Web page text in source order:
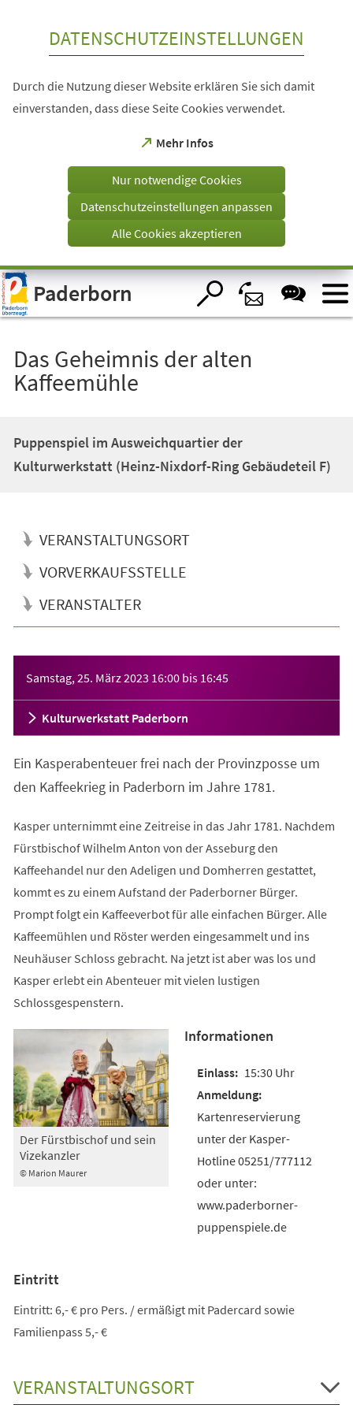
Visuelle
Assistenzsoftware
öffnen.
DATENSCHUTZEINSTELLUNGEN
Durch die Nutzung dieser Website erklären Sie sich damit
einverstanden, dass diese Seite Cookies verwendet.
Mehr Infos
(Öffnet
einem
Tab)
Nur notwendige Cookies
Datenschutzeinstellungen anpassen
Alle Cookies akzeptieren
Paderborn
Das Geheimnis der alten
Kaffeemühle
Puppenspiel im Ausweichquartier der
Kulturwerkstatt (Heinz-Nixdorf-Ring Gebäudeteil F)
VERANSTALTUNGSORT
VORVERKAUFSSTELLE
VERANSTALTER
Samstag, 25. März 2023 16:00 bis 16:45
Kulturwerkstatt Paderborn
Ein Kasperabenteuer frei nach der Provinzposse um
den Kaffeekrieg in Paderborn im Jahre 1781.
Kasper unternimmt eine Zeitreise in das Jahr 1781. Nachdem
Fürstbischof Wilhelm Anton von der Asseburg den
Kaffeehandel nur den Adeligen und Domherren gestattet,
kommt es zu einem Aufstand der Paderborner Bürger.
Prompt folgt ein Kaffeeverbot für alle einfachen Bürger. Alle
Kaffeemühlen und Röster werden eingesammelt und ins
Neuhäuser Schloss gebracht. Na jetzt ist aber was los und
Kasper erlebt ein Abenteuer mit vielen lustigen
Schlossgespenstern.
© Marion Maurer
Der Fürstbischof und sein
Vizekanzler
Informationen
15:30 Uhr
Kartenreservierung
unter der Kasper-
Hotline 05251/777112
oder unter:
www.paderborner-
puppenspiele.de
Eintritt
Eintritt: 6,- € pro Pers. / ermäßigt mit Padercard sowie
Familienpass 5,- €
VERANSTALTUNGSORT